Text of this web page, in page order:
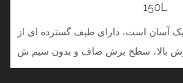
150L
آسان است، دارای طیف گسترده ای از